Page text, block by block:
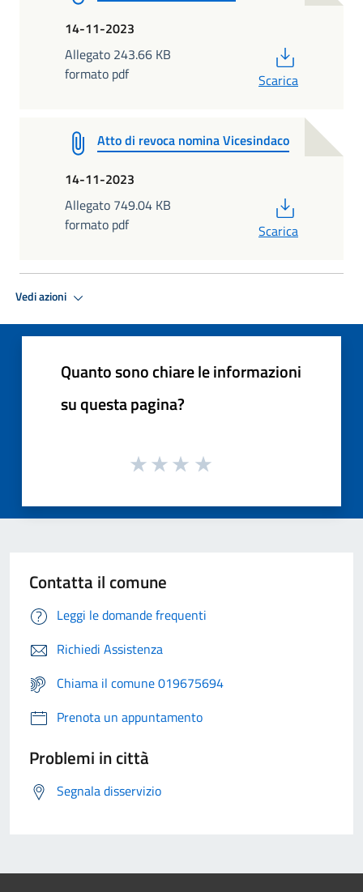
14-11-2023
Allegato 243.66 KB
formato pdf
Scarica
Atto di revoca nomina Vicesindaco
14-11-2023
Allegato 749.04 KB
formato pdf
Scarica
Vedi azioni
Quanto sono chiare le informazioni
su questa pagina?
Contatta il comune
Leggi le domande frequenti
Richiedi Assistenza
Chiama il comune 019675694
Prenota un appuntamento
Problemi in città
Segnala disservizio